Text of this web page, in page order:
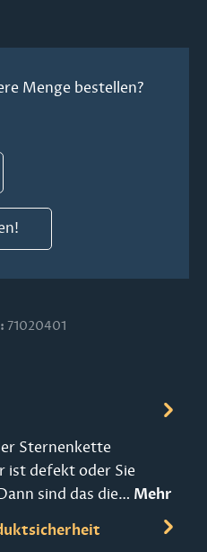
Menge bestellen?
71020401
Sternenkette
ist defekt oder Sie
sind das die… Mehr